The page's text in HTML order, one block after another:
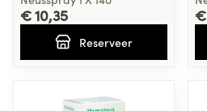
€ 10,35
Reserveer